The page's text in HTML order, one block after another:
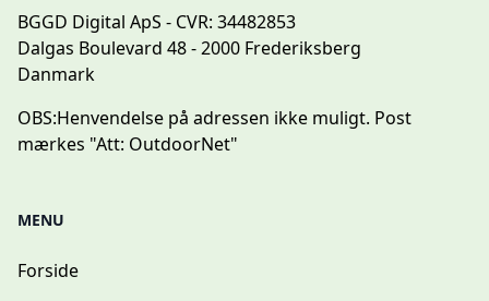
BGGD Digital ApS - CVR: 34482853
Dalgas Boulevard 48 - 2000 Frederiksberg
Danmark
OBS:Henvendelse på adressen ikke muligt. Post
mærkes "Att: OutdoorNet"
MENU
Forside